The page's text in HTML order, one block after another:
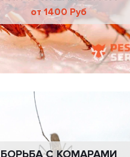
от 1400 Руб
БОРЬБА С КОМАРАМИ